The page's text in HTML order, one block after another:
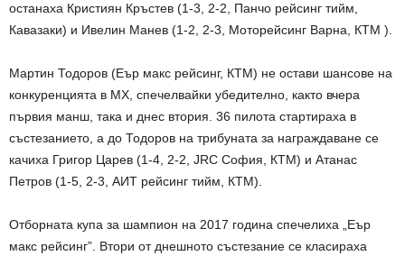
останаха Кристиян Кръстев (1-3, 2-2, Панчо рейсинг тийм,
Кавазаки) и Ивелин Манев (1-2, 2-3, Моторейсинг Варна, КТМ ).
Мартин Тодоров (Еър макс рейсинг, КТМ) не остави шансове на
конкуренцията в МХ, спечелвайки убедително, както вчера
първия манш, така и днес втория. 36 пилота стартираха в
състезанието, а до Тодоров на трибуната за награждаване се
качиха Григор Царев (1-4, 2-2, JRC София, КТМ) и Атанас
Петров (1-5, 2-3, АИТ рейсинг тийм, КТМ).
Отборната купа за шампион на 2017 година спечелиха „Еър
макс рейсинг”. Втори от днешното състезание се класираха